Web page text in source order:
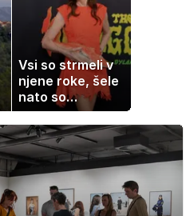
Vsi so strmeli v
njene roke, šele
nato so
ugotovili, kaj drži